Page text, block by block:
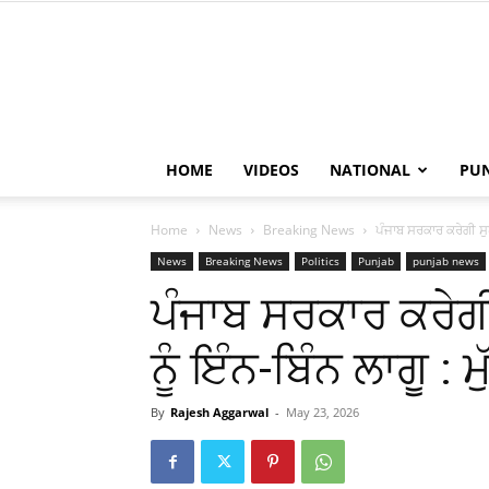
HOME VIDEOS NATIONAL
Home News Breaking News ਪੰਜਾਬ ਸਰਕਾਰ ਕਰੇਗੀ
News Breaking News Politics Punjab punjab news
ਪੰਜਾਬ ਸਰਕਾਰ
ਨੂੰ ਇੰਨ-ਬਿੰਨ ਲਾਗੂ :
By Rajesh Aggarwal - May 23, 2026